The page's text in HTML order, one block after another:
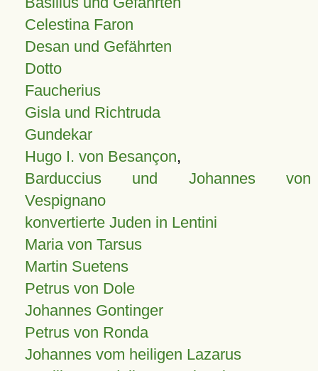
Celestina Faron
Desan und Gefährten
Dotto
Faucherius
Gisla und Richtruda
Gundekar
Hugo I. von Besançon,
Barduccius und Johannes von
Vespignano
konvertierte Juden in Lentini
Maria von Tarsus
Martin Suetens
Petrus von Dole
Johannes Gontinger
Petrus von Ronda
Johannes vom heiligen Lazarus